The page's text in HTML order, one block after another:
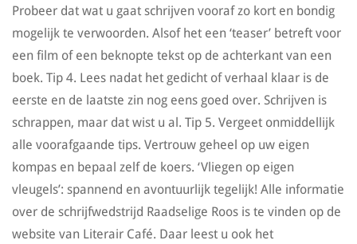
Probeer dat wat u gaat schrijven vooraf zo kort en bondig
mogelijk te verwoorden. Alsof het een ‘teaser’ betreft voor
een film of een beknopte tekst op de achterkant van een
boek. Tip 4. Lees nadat het gedicht of verhaal klaar is de
eerste en de laatste zin nog eens goed over. Schrijven is
schrappen, maar dat wist u al. Tip 5. Vergeet onmiddellijk
alle voorafgaande tips. Vertrouw geheel op uw eigen
kompas en bepaal zelf de koers. ‘Vliegen op eigen
vleugels’: spannend en avontuurlijk tegelijk! Alle informatie
over de schrijfwedstrijd Raadselige Roos is te vinden op de
website van Literair Café. Daar leest u ook het